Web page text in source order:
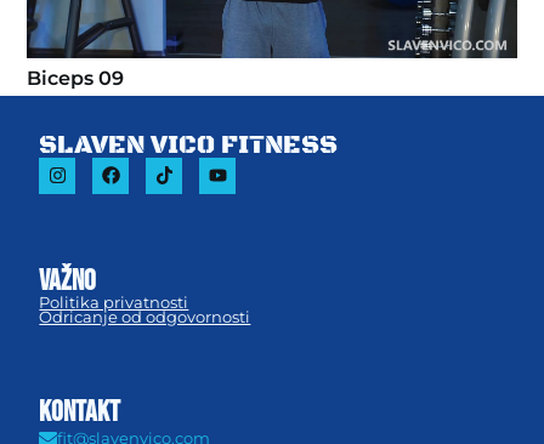
Biceps 09
Biceps 08
SLAVEN VICO FITNESS
važno
Politika privatnosti
Odricanje od odgovornosti
KONTAKT
fit@slavenvico.com